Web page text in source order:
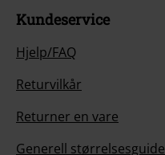
Kundeservice
Hjelp/FAQ
Returvilkår
Returner en vare
Generell størrelsesguide